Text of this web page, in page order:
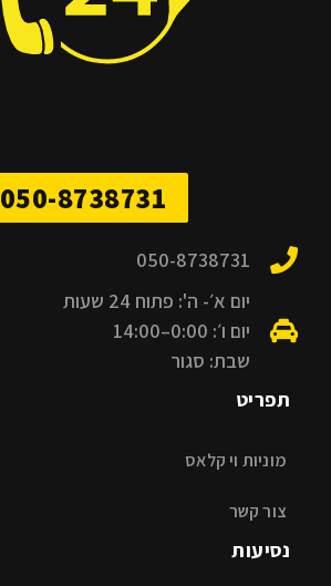
050-8738731
050-8738731
יום א׳- ה': פתוח 24 שעות
יום ו׳: 0:00–14:00
שבת: סגור
תפריט
מוניות וי קלאס
צור קשר
נסיעות